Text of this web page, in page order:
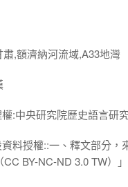
,額濟納河流域,A33地灣
:中央研究院歷史語言研
料授權::一、釋文部分
CC BY-NC-ND 3.0 TW）